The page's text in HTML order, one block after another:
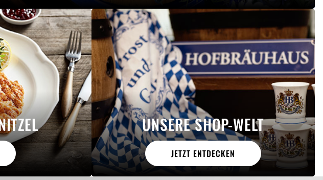
UNSERE SHOP-WELT
JETZT ENTDECKEN